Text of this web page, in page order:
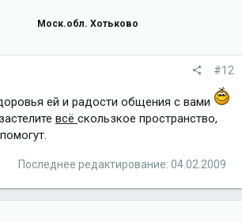
Моск.обл. Хотьково
#12
ей и радости общения с вами
всё скользкое пространство,
Последнее редактирование: 04.02.2009